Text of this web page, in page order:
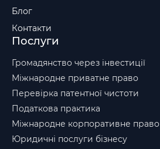
Блог
Контакти
Послуги
Громадянство через інвестиції
Міжнародне приватне право
Перевірка патентної чистоти
Податкова практика
Міжнародне корпоративне право
Юридичні послуги бізнесу